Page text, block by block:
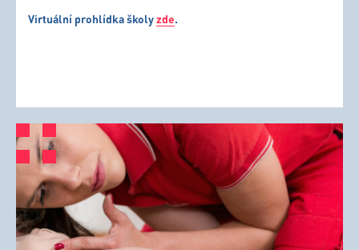
Virtuální prohlídka školyzde.